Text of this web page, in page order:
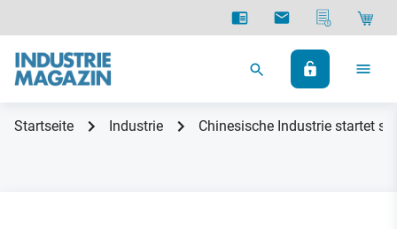
Startseite Industrie Chinesische Industrie startet